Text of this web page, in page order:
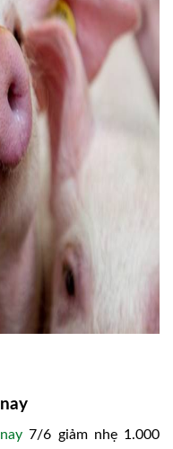
7/6 giảm nhẹ 1.000